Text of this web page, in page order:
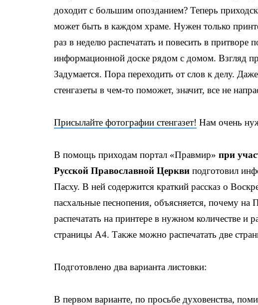
доходит с большим опозданием? Теперь
может быть в каждом храме. Нужен только
раз в неделю распечатать и повесить в
информационной доске рядом с домом. Взгляд
Задумается. Пора переходить от слов к делу.
стенгазеты в чем-то поможет, значит, все не
Присылайте фотографии стенгазет! Нам очень
В помощь приходам портал «Правмир» при
Русской Православной Церкви подготовил
Пасху. В ней содержится краткий рассказ о
пасхальные песнопения, объясняется, почему
распечатать на принтере в нужном количестве
страницы А4. Также можно распечатать две
Подготовлено два варианта листовки:
В первом варианте, по просьбе духовенства,